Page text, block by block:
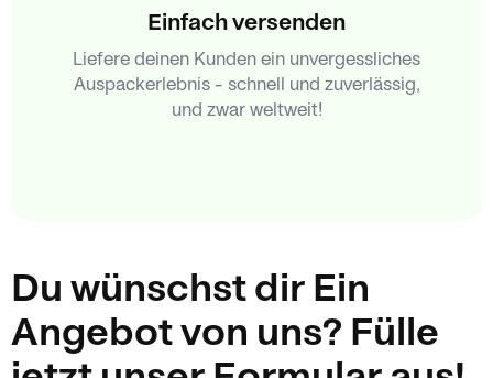
Einfach versenden
Liefere deinen Kunden ein unvergessliches
Auspackerlebnis – schnell und zuverlässig,
und zwar weltweit!
Du wünschst dir Ein
Angebot von uns? Fülle